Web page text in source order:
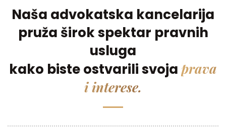
Naša advokatska kancelarija
pruža širok spektar pravnih
usluga
kako biste ostvarili svoja prava
i interese.